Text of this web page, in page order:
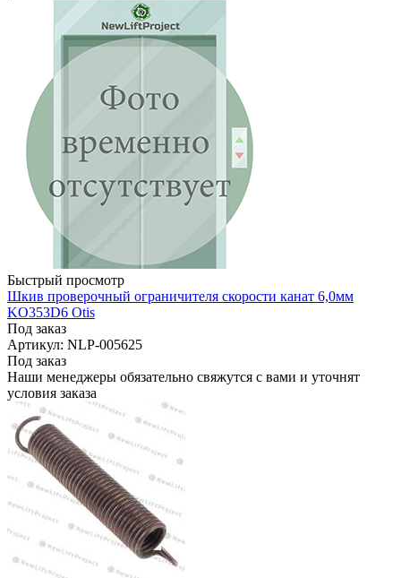
Быстрый просмотр
Шкив проверочный ограничителя скорости канат 6,0мм
KO353D6 Otis
Под заказ
Артикул: NLP-005625
Под заказ
Наши менеджеры обязательно свяжутся с вами и уточнят
условия заказа